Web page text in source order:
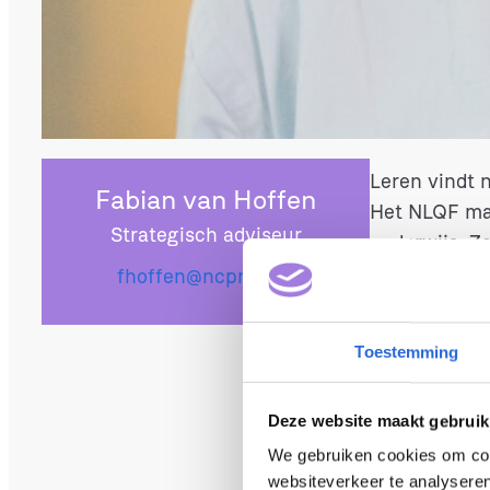
Toestemming
Deze website maakt
We gebruiken cookies om
websiteverkeer te
Fabian van Hoffen
Strategisch adviseur
fhoffen@ncpnlqf.nl
in het
Leren vindt
Het NLQF
onderwijs.
aan te
om vragen.
Hoe